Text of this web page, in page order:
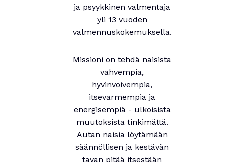
ja psyykkinen valmentaja
yli 13 vuoden
valmennuskokemuksella.
Missioni on tehdä naisista
vahvempia,
hyvinvoivempia,
itsevarmempia ja
energisempiä - ulkoisista
muutoksista tinkimättä.
Autan naisia löytämään
säännöllisen ja kestävän
tavan pitää itsestään